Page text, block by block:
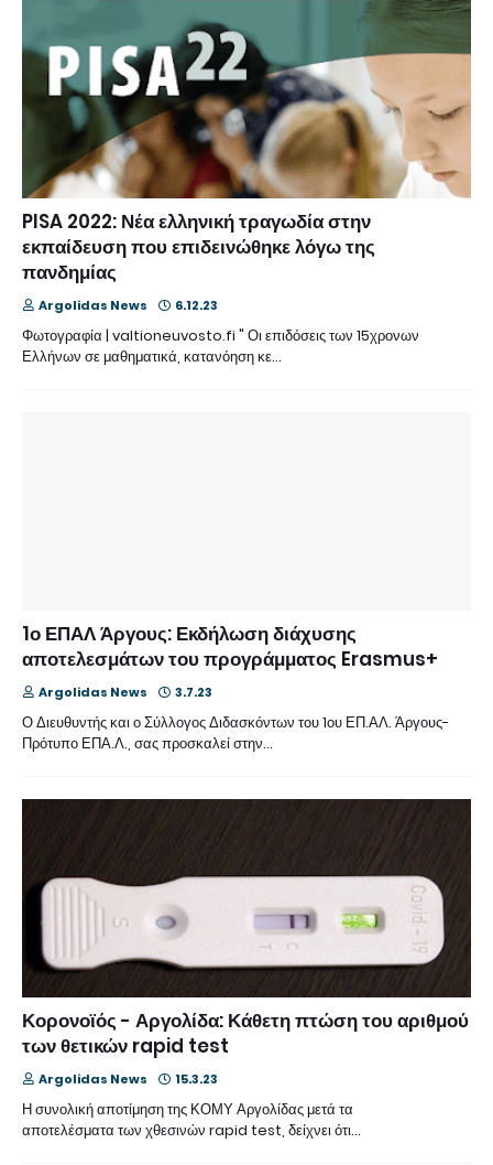
PISA 2022: Νέα ελληνική τραγωδία στην
εκπαίδευση που επιδεινώθηκε λόγω της
πανδημίας
Argolidas News 6.12.23
Φωτογραφία | valtioneuvosto.fi " Οι επιδόσεις των 15χρονων
Ελλήνων σε μαθηματικά, κατανόηση κε…
1ο ΕΠΑΛ Άργους: Εκδήλωση διάχυσης
αποτελεσμάτων του προγράμματος Erasmus+
Argolidas News 3.7.23
Ο Διευθυντής και ο Σύλλογος Διδασκόντων του 1ου ΕΠ.ΑΛ. Άργους-
Πρότυπο ΕΠΑ.Λ., σας προσκαλεί στην…
Κορονοϊός - Αργολίδα: Κάθετη πτώση του αριθμού
των θετικών rapid test
Argolidas News 15.3.23
Η συνολική αποτίμηση της ΚΟΜΥ Αργολίδας μετά τα
αποτελέσματα των χθεσινών rapid test, δείχνει ότι…